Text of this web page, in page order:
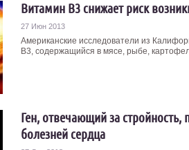
Витамин В3 снижает риск
27 Июн 2013
Американские исследователи из
В3, содержащийся в мясе, рыбе,
Ген, отвечающий за
болезней сердца